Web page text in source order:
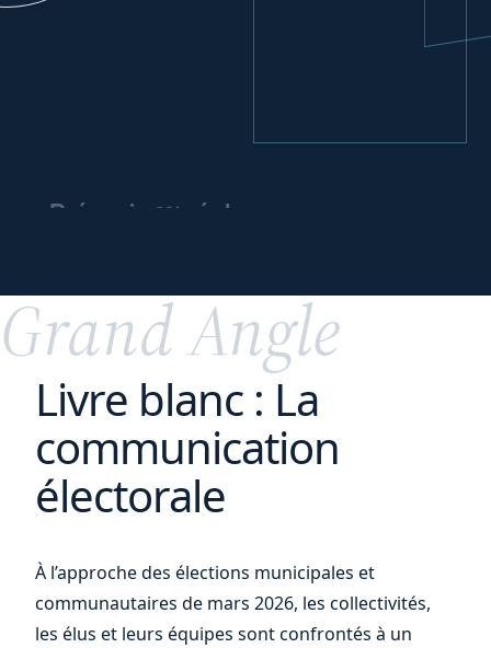
Prévenir ou régler
votre
Grand Angle
Livre blanc : La
communication
électorale
À l’approche des élections municipales et
communautaires de mars 2026, les collectivités,
les élus et leurs équipes sont confrontés à un